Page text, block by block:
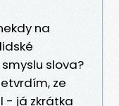
na
slova?
ze
- já zkrátka